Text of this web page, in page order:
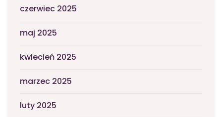
czerwiec 2025
maj 2025
kwiecień 2025
marzec 2025
luty 2025